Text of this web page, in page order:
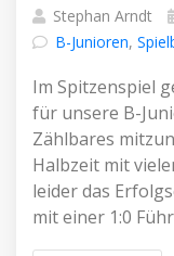
Stephan Arndt
B-Junioren,
Im Spitzenspiel
für unsere B-
Zählbares
Halbzeit mit
leider das
mit einer 1:0